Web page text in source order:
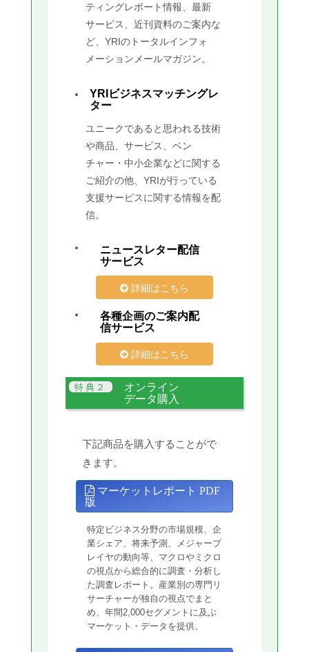
ティングレポート情報、最新
サービス、近刊資料のご案内な
ど、YRIのトータルインフォ
メーションメールマガジン。
YRIビジネスマッチングレ
ター
ユニークであると思われる技術
や商品、サービス、ベン
チャー・中小企業などに関する
ご紹介の他、YRIが行っている
支援サービスに関する情報を配
信。
ニュースレター配信
サービス
詳細はこちら
各種企画のご案内配
信サービス
詳細はこちら
オンライン
データ購入
下記商品を購入することがで
きます。
マーケットレポート PDF
版
特定ビジネス分野の市場規模、企
業シェア、将来予測、メジャープ
レイヤの動向等、マクロやミクロ
の視点から総合的に調査・分析し
た調査レポート。産業別の専門リ
サーチャーが独自の視点でまと
め、年間2,000セグメントに及ぶ
マーケット・データを提供。